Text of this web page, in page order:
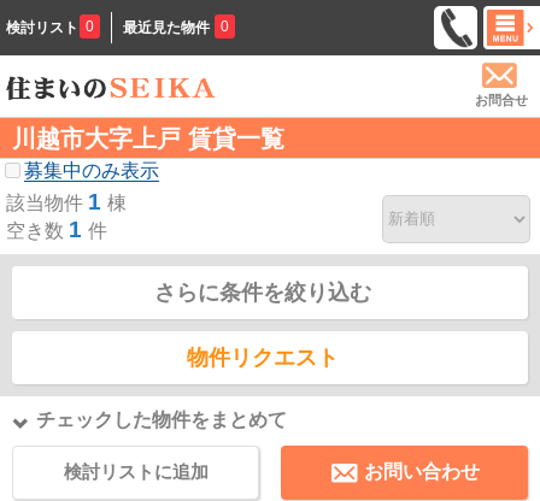
検討リスト 0 最近見た物件 0
お問合せ
川越市大字上戸 賃貸一覧
募集中のみ表示
該当物件 1 棟
空き数 1 件
さらに条件を絞り込む
物件リクエスト
チェックした物件をまとめて
検討リストに追加 お問い合わせ